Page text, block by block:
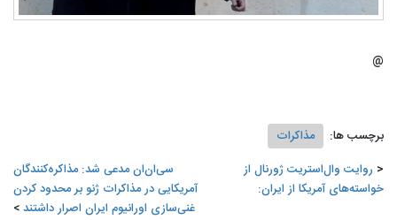
@
برچسب ها:
مذاکرات
روایت وال‌استریت ژورنال از
خواسته‌های آمریکا از ایران:
سی‌ان‌ان مدعی شد: مذاکره‌کنندگان
آمریکایی در مذاکرات ژنو بر محدود کردن
غنی‌سازی اورانیوم ایران اصرار داشتند